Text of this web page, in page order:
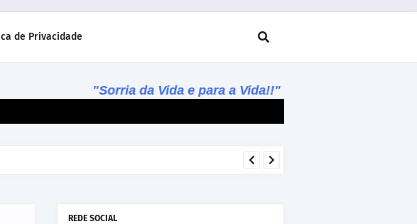
de Privacidade
"Sorria da Vida e para a Vida!!"
REDE SOCIAL